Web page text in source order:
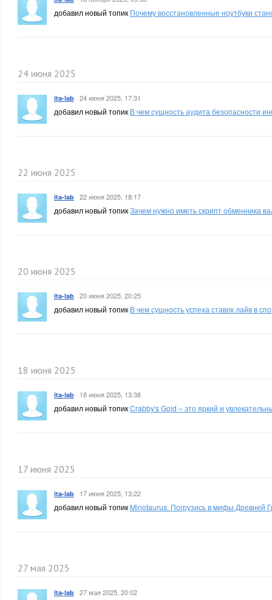
добавил новый топик Почему восстановленные ноутбуки
24 июня 2025
ita-lab · 24 июня 2025, 17:31
добавил новый топик В чем сущность аудита безопасности
22 июня 2025
ita-lab · 22 июня 2025, 18:17
добавил новый топикЗачем нужно иметь скрипт обменника
20 июня 2025
ita-lab · 20 июня 2025, 20:25
добавил новый топик В чем сущность успеха ставок лайв в
18 июня 2025
ita-lab · 18 июня 2025, 13:38
добавил новый топикCrabby's Gold – это яркий и
17 июня 2025
ita-lab · 17 июня 2025, 13:22
добавил новый топик Minotaurus: Погрузись в мифы Древней
27 мая 2025
ita-lab · 27 мая 2025, 20:02